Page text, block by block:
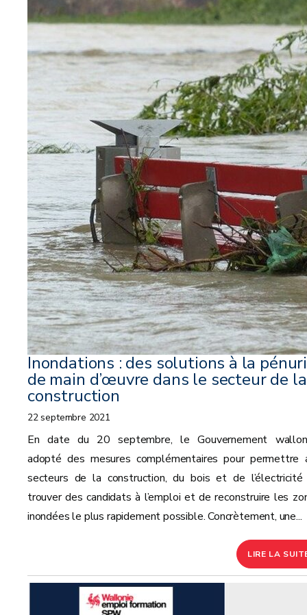
Inondations : des solutions à la
de main d’œuvre dans le secteur de la
construction
22 septembre 2021
En date du 20 septembre, le Gouvernement
adopté des mesures complémentaires pour permettre
secteurs de la construction, du bois et de
trouver des candidats à l’emploi et de reconstruire les
inondées le plus rapidement possible. Concrètement, une...
LIRE LA